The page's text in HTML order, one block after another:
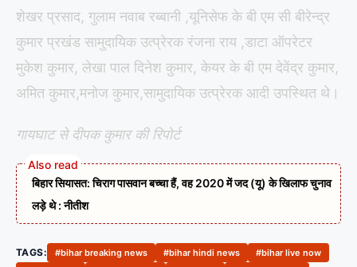
शेखर प्रसाद, गुलाम नवाब रब्बानी ,यूनिसेफ के बी एम सी बीरेन्द्र
कुमार प्रखंड सामुदायिक उत्प्रेरक रंजना राय ,डाटा ऑपरेटर
मुकेश कुमार, लेखा पाल दिनेश कुमार, केयर के बी एम देवेंद्र कुमार,
अमित कुमार,मनोज कुमार,सामुदायिक उत्प्रेरक आदी उपस्थित थे।
गायघाट से दीपक कुमार की रिपोर्ट
बिहार सियासत: चिराग पासवान बच्चा हैं, वह 2020 में जद (यू) के खिलाफ चुनाव
लड़े थे : नीतीश
TAGS: #bihar breaking news #bihar hindi news
#bihar live now